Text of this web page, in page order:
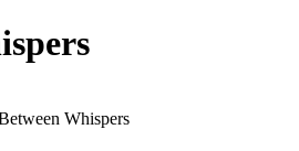
Whispers